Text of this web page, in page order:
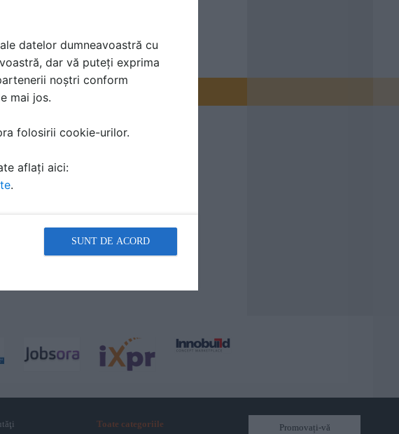
Toate categoriile
Promovați-vă
datelor dumneavoastră cu
dar vă puteți exprima
noștri conform
mai jos.
folosirii cookie-urilor.
aflați aici:
.
SUNT DE ACORD